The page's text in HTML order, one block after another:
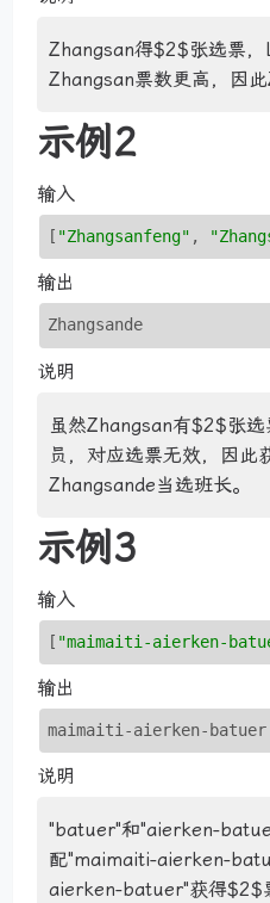
Zhangsan得$2$张选票，
Zhangsan票数更高，因此
示例2
输入
[ "Zhangsanfeng" ,
输出
Zhangsande
说明
虽然Zhangsan有$2$张
员，对应选票无效，因此
Zhangsande当选班长。
示例3
输入
[ "maimaiti-aierken-
输出
maimaiti-aierken-batuer
说明
"batuer"和"aierken-
配"maimaiti-aierken-
aierken-batuer"获得$2$